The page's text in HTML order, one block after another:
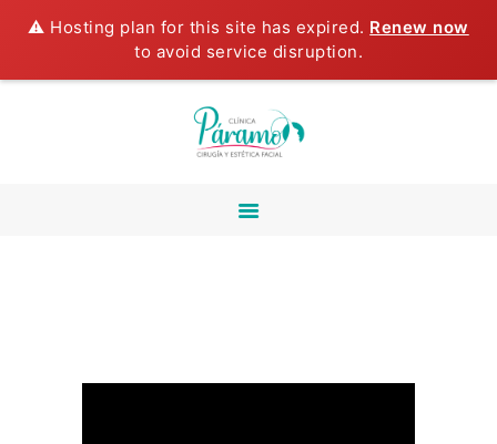
⚠️ Hosting plan for this site has expired. Renew now
to avoid service disruption.
INICIO
NOSOTROS
CIRUGÍA
MAXILOFACIAL
CIRUGÍA ORAL